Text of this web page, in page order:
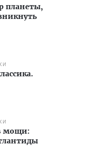
планеты,
мощи: